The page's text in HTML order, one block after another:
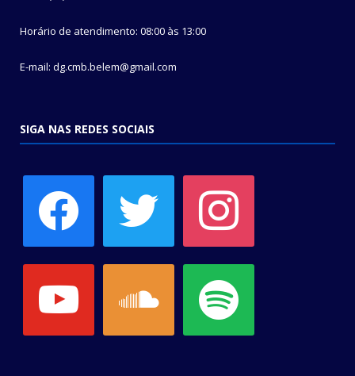
Horário de atendimento: 08:00 às 13:00
E-mail: dg.cmb.belem@gmail.com
SIGA NAS REDES SOCIAIS